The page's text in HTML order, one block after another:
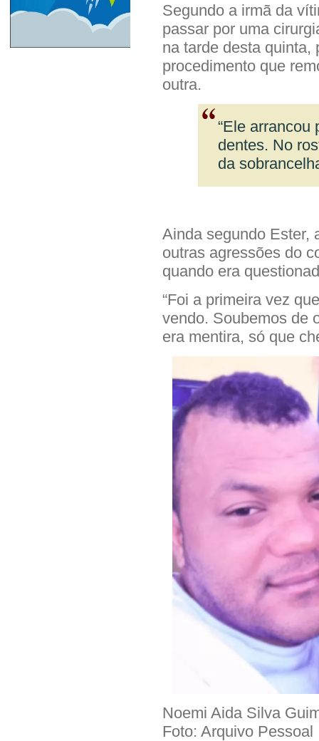
Segundo a irmã da
passar por uma
na tarde desta quinta,
procedimento que
outra.
“Ele arrancou
dentes. No
da
Ainda segundo Ester,
outras agressões do
quando era
“Foi a primeira vez
vendo. Soubemos de
era mentira, só que
Noemi Aida Silva
Foto: Arquivo Pessoal